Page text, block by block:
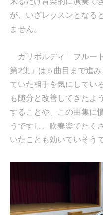
が、いざレッスンとなる
ません。
ガリボルディ「フルー
第2集」は５曲目まで進
ていた相手を気にしてい
も随分と改善してきたよ
することや、この曲集に
うですし、吹奏楽でたく
いたことも効いていそう